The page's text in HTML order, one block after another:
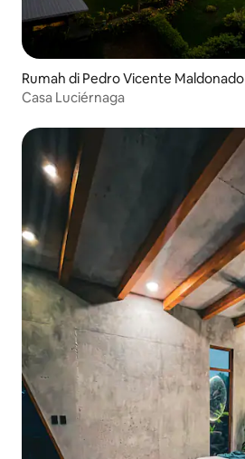
Rumah di Pedro Vicente Maldonado
Casa Luciérnaga